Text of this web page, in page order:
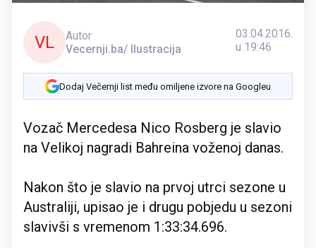
VL
Autor
Vecernji.ba/ Ilustracija
03.04.2016.
u 19:46
Dodaj Večernji list među omiljene izvore na Googleu
Vozač Mercedesa Nico Rosberg je slavio
na Velikoj nagradi Bahreina voženoj danas.
Nakon što je slavio na prvoj utrci sezone u
Australiji, upisao je i drugu pobjedu u sezoni
slavivši s vremenom 1:33:34.696.